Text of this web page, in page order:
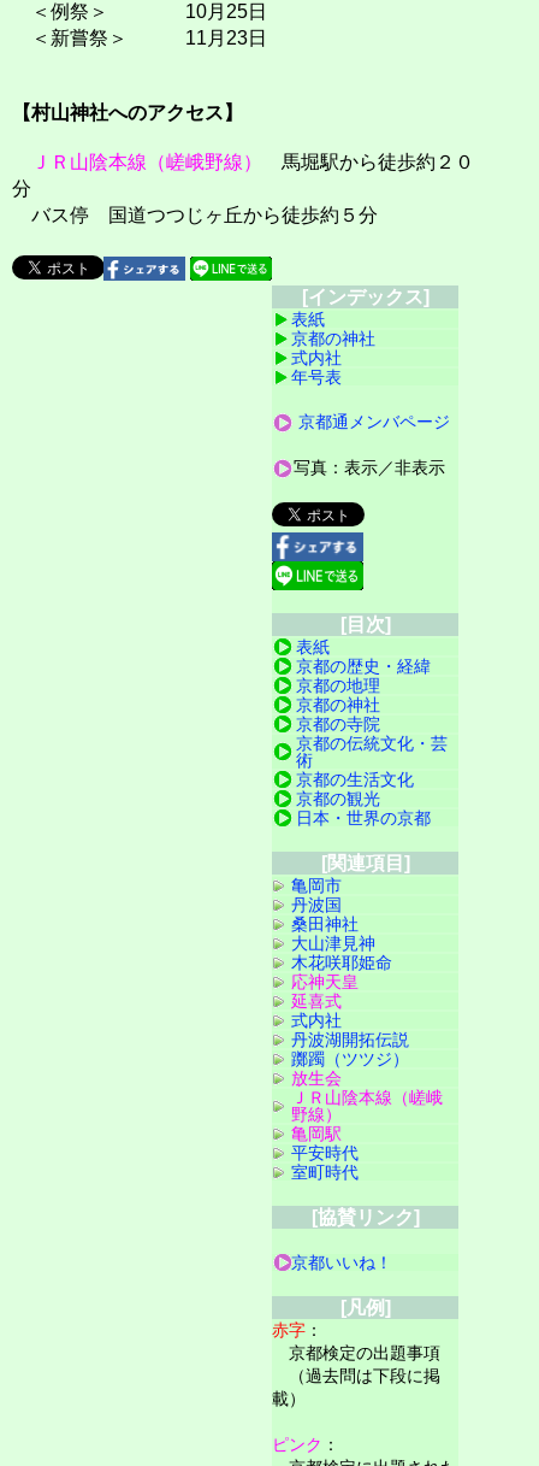
＜例祭＞ 10月25日
＜新嘗祭＞ 11月23日
【村山神社へのアクセス】
ＪＲ山陰本線（嵯峨野線）
馬堀駅から徒歩約２０
分
バス停 国道つつじヶ丘から徒歩約５分
[インデックス]
表紙
京都の神社
式内社
年号表
京都通メンバページ
写真：表示／非表示
[目次]
表紙
京都の歴史・経緯
京都の地理
京都の神社
京都の寺院
京都の伝統文化・芸
術
京都の生活文化
京都の観光
日本・世界の京都
[関連項目]
亀岡市
丹波国
桑田神社
大山津見神
木花咲耶姫命
応神天皇
延喜式
式内社
丹波湖開拓伝説
躑躅（ツツジ）
放生会
ＪＲ山陰本線（嵯峨
野線）
亀岡駅
平安時代
室町時代
[協賛リンク]
京都いいね！
[凡例]
赤字 ：
京都検定の出題事項
（過去問は下段に掲
載）
ピンク ：